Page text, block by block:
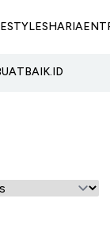
SHARIA